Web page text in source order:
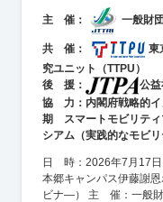
主 催： 一般財
共 催：
東
究ユニット（TTPU）
後 援：
公
協 力：内閣府戦略的イ
期 スマートモビリテ
シアム（実践的なモビ
日 時：2026年7月17
本郷キャンパス伊藤謝
ビナ―） 主 催：一般